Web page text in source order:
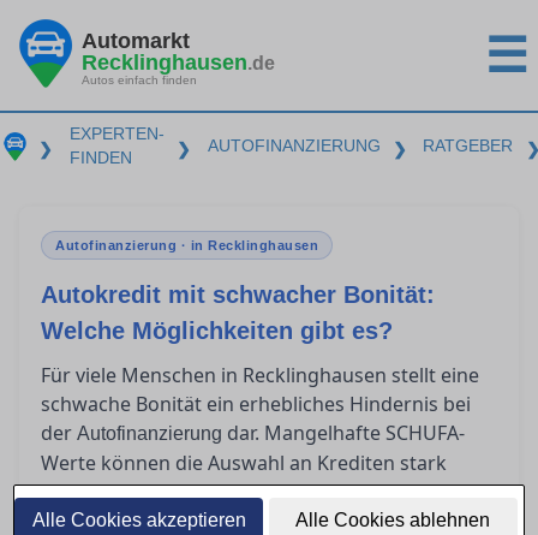
Alle Cookies akzeptieren Alle Cookies ablehnen
Automarkt
Recklinghausen.de
Autos einfach finden ☰
❯
EXPERTEN-
FINDEN
❯ AUTOFINANZIERUNG ❯ RATGEBER
Autofinanzierung · in Recklinghausen
Autokredit mit schwacher Bonität:
Welche Möglichkeiten gibt es?
Für viele Menschen in Recklinghausen stellt eine
schwache Bonität ein erhebliches Hindernis bei
der Autofinanzierung dar. Mangelhafte SCHUFA-
Werte können die Auswahl an Krediten stark
einschränken und zu höheren Zinsen führen. In
diesem Artikel zeigen wir Ihnen realistische